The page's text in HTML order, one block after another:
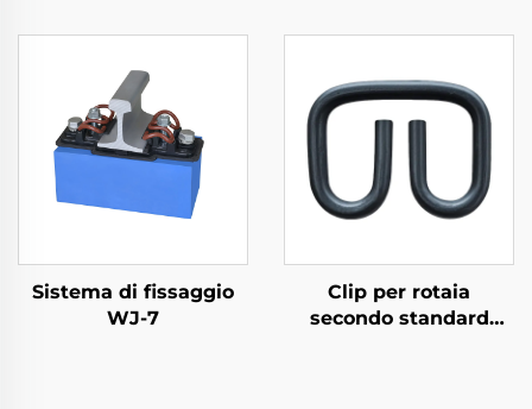
Sistema di fissaggio
WJ-7
Clip per rotaia
secondo standard